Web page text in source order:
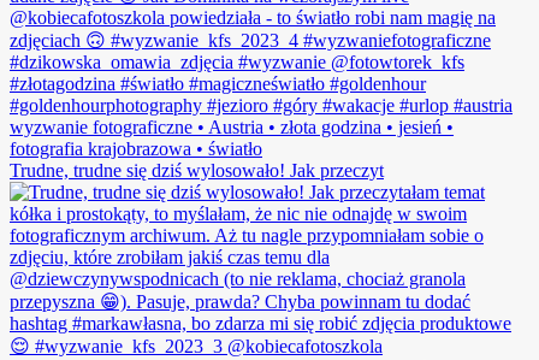
Trudne, trudne się dziś wylosowało! Jak przeczyt